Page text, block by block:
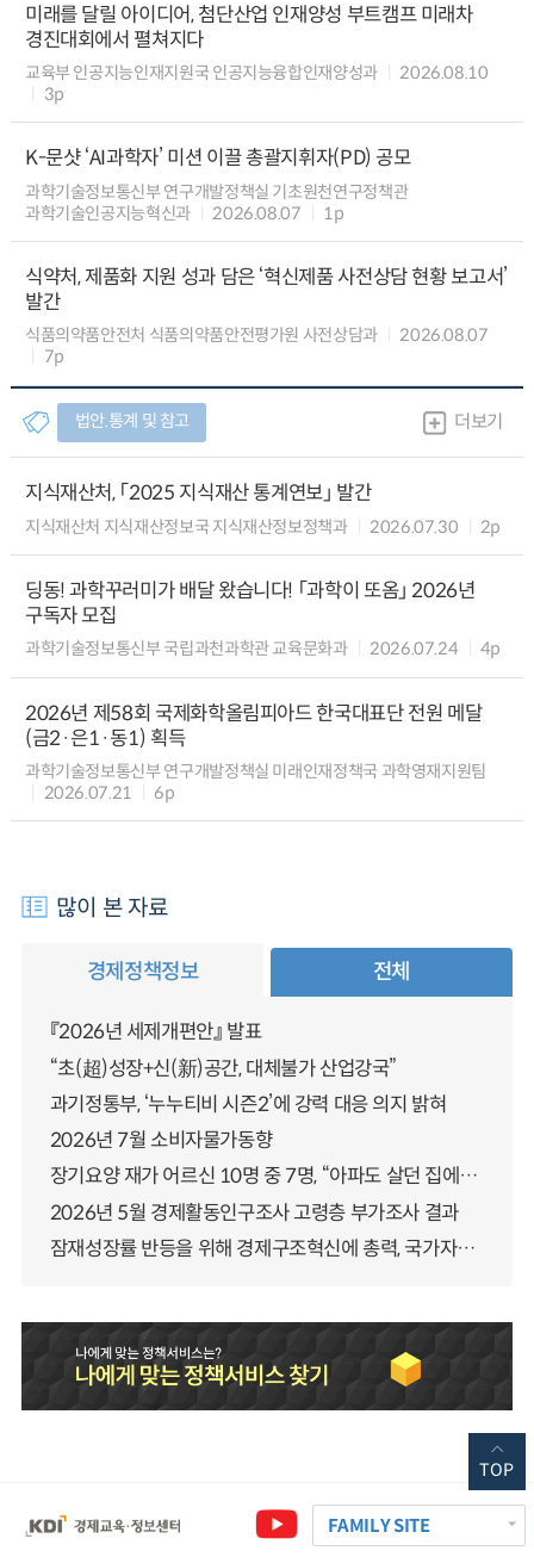
미래를 달릴 아이디어, 첨단산업 인재양성 부트캠프 미래차
경진대회에서 펼쳐지다
교육부 인공지능인재지원국 인공지능융합인재양성과
2026.08.10
3p
K-문샷 ‘AI과학자’ 미션 이끌 총괄지휘자(PD) 공모
과학기술정보통신부 연구개발정책실 기초원천연구정책관
과학기술인공지능혁신과
2026.08.07 1p
식약처, 제품화 지원 성과 담은 ‘혁신제품 사전상담 현황 보고서’
발간
식품의약품안전처 식품의약품안전평가원 사전상담과
2026.08.07
7p
법안.통계 및 참고 더보기
지식재산처, 「2025 지식재산 통계연보」 발간
지식재산처 지식재산정보국 지식재산정보정책과 2026.07.30 2p
딩동! 과학꾸러미가 배달 왔습니다! 「과학이 또옴」 2026년
구독자 모집
과학기술정보통신부 국립과천과학관 교육문화과 2026.07.24 4p
2026년 제58회 국제화학올림피아드 한국대표단 전원 메달
(금2·은1·동1) 획득
과학기술정보통신부 연구개발정책실 미래인재정책국 과학영재지원팀
2026.07.21
6p
많이 본 자료
경제정책정보 전체
『2026년 세제개편안』 발표
“초(超)성장+신(新)공간, 대체불가 산업강국”
과기정통부, ‘누누티비 시즌2’에 강력 대응 의지 밝혀
2026년 7월 소비자물가동향
장기요양 재가 어르신 10명 중 7명, “아파도 살던 집에서 살겠다” 「2025년 장기요양실태조사」 결과 발표
2026년 5월 경제활동인구조사 고령층 부가조사 결과
잠재성장률 반등을 위해 경제구조혁신에 총력, 국가자산 관리체계 대전환
FAMILY SITE
TOP